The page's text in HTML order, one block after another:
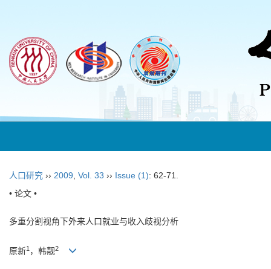
人口研究 ›› 2009 Vol. 33 ›› Issue (1): 62-71.
• 论文 •
多重分割视角下外来人口就业与收入歧视分析
原新1 ，韩靓2